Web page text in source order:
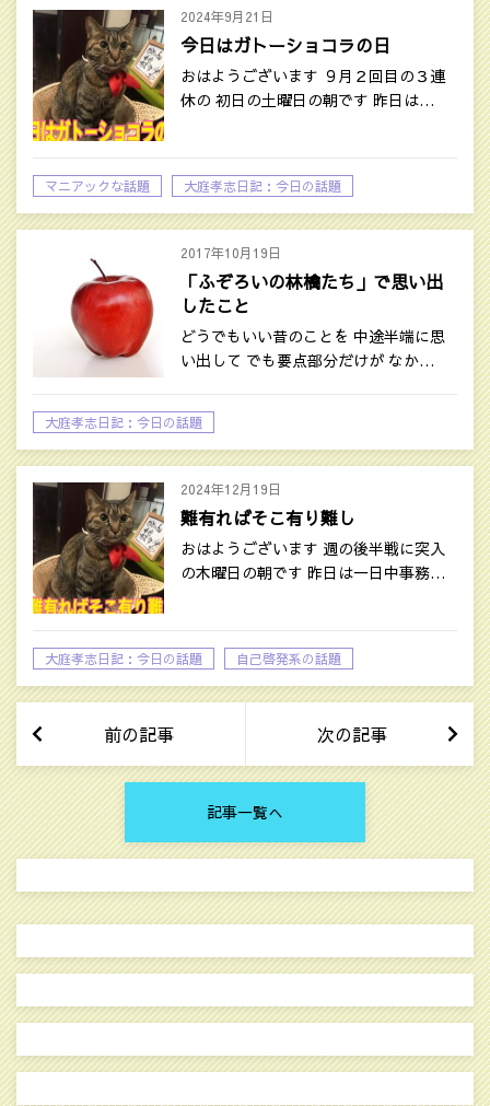
2024年9月21日
今日はガトーショコラの日
おはようございます ９月２回目の３連
休の 初日の土曜日の朝です 昨日は…
マニアックな話題 大庭孝志日記：今日の話題
2017年10月19日
「ふぞろいの林檎たち」で思い出
したこと
どうでもいい昔のことを 中途半端に思
い出して でも要点部分だけが なか…
大庭孝志日記：今日の話題
2024年12月19日
難有ればそこ有り難し
おはようございます 週の後半戦に突入
の木曜日の朝です 昨日は一日中事務…
大庭孝志日記：今日の話題 自己啓発系の話題
前の記事 次の記事
記事一覧へ